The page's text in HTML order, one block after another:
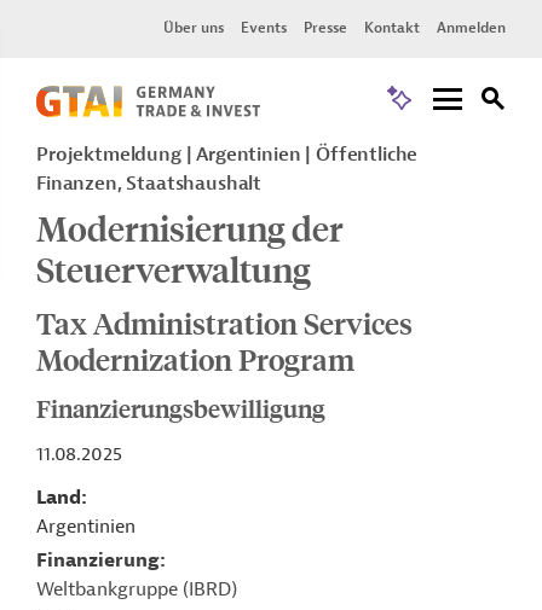
Über uns Events Presse Kontakt Anmelden
Projektmeldung Argentinien
Öffentliche
Finanzen, Staatshaushalt
Modernisierung der
Steuerverwaltung
Tax Administration Services
Modernization Program
Finanzierungsbewilligung
11.08.2025
Land
Argentinien
Finanzierung
Weltbankgruppe (IBRD)